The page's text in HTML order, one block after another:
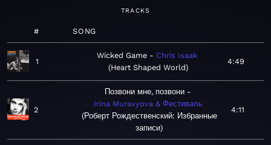
TRACKS
# SONG
1
Wicked Game
Chris Isaak
Heart Shaped World
4:49
2
Позвони мне, позвони
Irina Muravyova & Фестиваль
Роберт Рождественский: Избранные
записи
4:11